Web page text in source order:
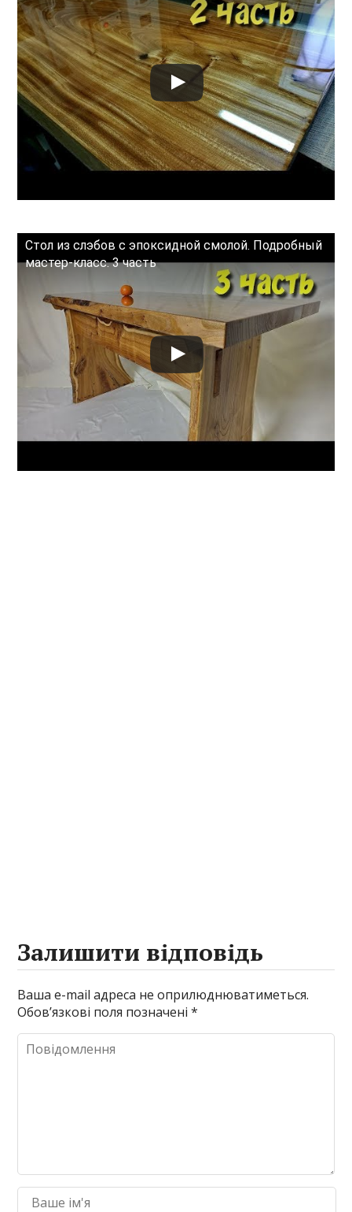
Стол из слэбов с эпоксидной смолой. Подробный
мастер-класс. 3 часть
Залишити відповідь
Ваша e-mail адреса не оприлюднюватиметься.
Обов’язкові поля позначені*